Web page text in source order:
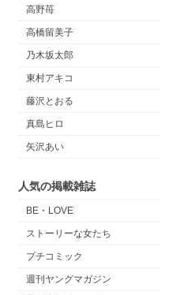
高野苺
高橋留美子
乃木坂太郎
東村アキコ
藤沢とおる
真島ヒロ
矢沢あい
人気の掲載雑誌
BE・LOVE
ストーリーな女たち
プチコミック
週刊ヤングマガジン